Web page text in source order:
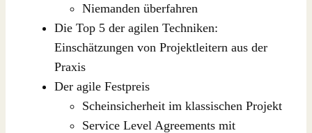
Niemanden überfahren
Die Top 5 der agilen Techniken:
Einschätzungen von Projektleitern aus der
Praxis
Der agile Festpreis
Scheinsicherheit im klassischen Projekt
Service Level Agreements mit